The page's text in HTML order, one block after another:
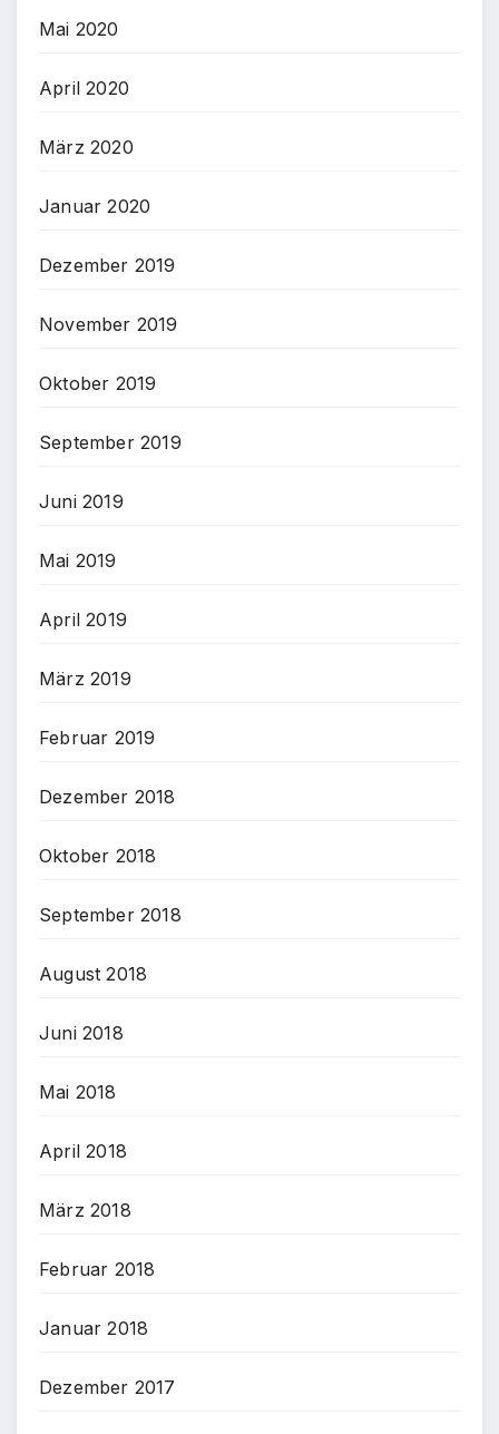
Mai 2020
April 2020
März 2020
Januar 2020
Dezember 2019
November 2019
Oktober 2019
September 2019
Juni 2019
Mai 2019
April 2019
März 2019
Februar 2019
Dezember 2018
Oktober 2018
September 2018
August 2018
Juni 2018
Mai 2018
April 2018
März 2018
Februar 2018
Januar 2018
Dezember 2017